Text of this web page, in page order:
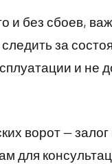
и без сбоев,
за
и не
ворот —
для